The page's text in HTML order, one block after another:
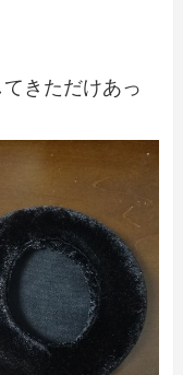
きただけあっ